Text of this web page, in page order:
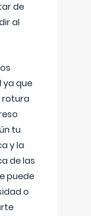
de
al
ya que
rotura
tu
y la
de las
puede
o